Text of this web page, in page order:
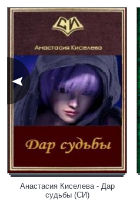
Анастасия Киселева - Дар
судьбы (СИ)